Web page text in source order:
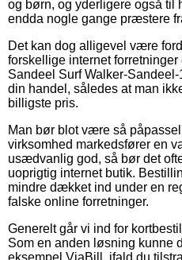
og børn, og yderligere også til
endda nogle gange præstere
Det kan dog alligevel være
forskellige internet
Sandeel Surf Walker-
din handel, således at man
billigste pris.
Man bør blot være så
virksomhed markedsfører en
usædvanlig god, så bør det
uoprigtig internet butik.
mindre dækket ind under en
falske online forretninger.
Generelt går vi ind for
Som en anden løsning kunne
eksempel ViaBill, ifald du